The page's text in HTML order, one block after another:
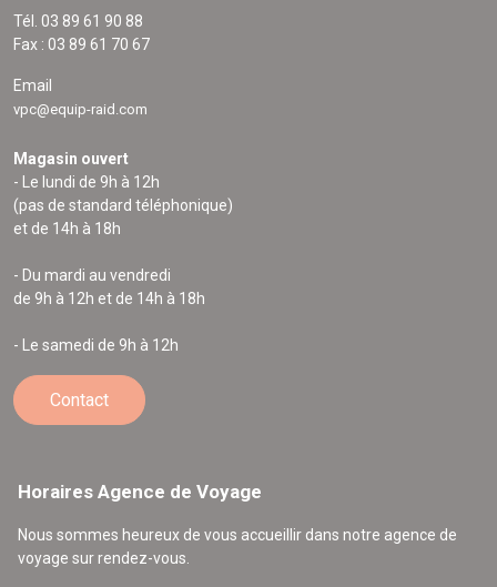
Tél. 03 89 61 90 88
Fax : 03 89 61 70 67
Email
vpc@equip-raid.com
Magasin ouvert
- Le lundi de 9h à 12h
(pas de standard téléphonique)
et de 14h à 18h
- Du mardi au vendredi
de 9h à 12h et de 14h à 18h
- Le samedi de 9h à 12h
Contact
Horaires Agence de Voyage
Nous sommes heureux de vous accueillir dans notre agence de
voyage sur rendez-vous.